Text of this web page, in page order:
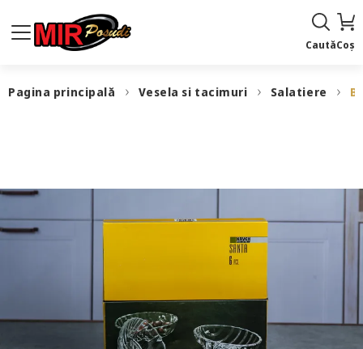
CautăCoș
Pagina principală Vesela si tacimuri Salatiere